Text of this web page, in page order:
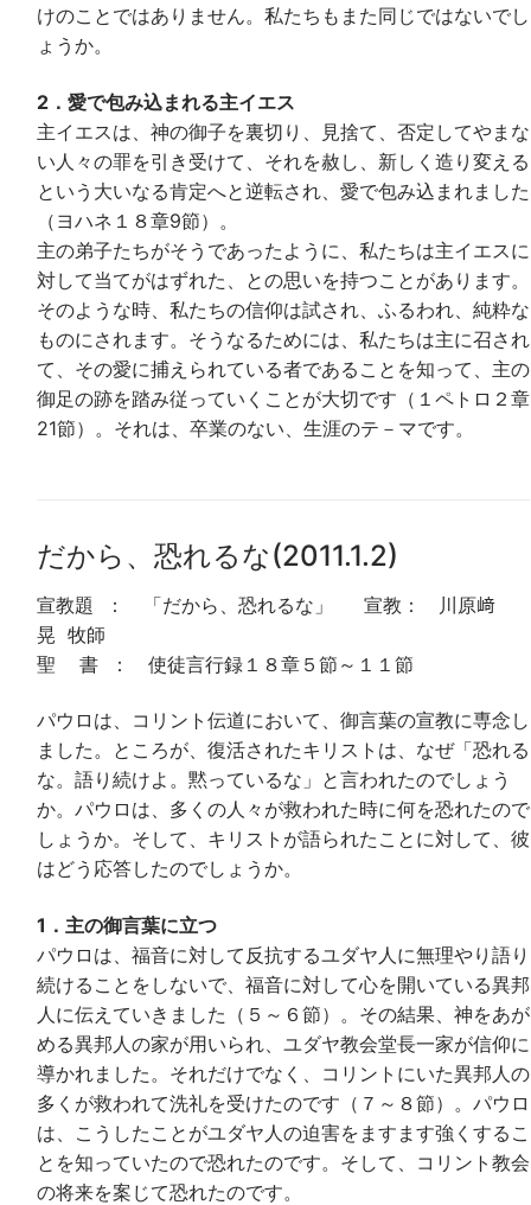
けのことではありません。私たちもまた同じではないでし
ょうか。
2．愛で包み込まれる主イエス
主イエスは、神の御子を裏切り、見捨て、否定してやまな
い人々の罪を引き受けて、それを赦し、新しく造り変える
という大いなる肯定へと逆転され、愛で包み込まれました
（ヨハネ１８章9節）。
主の弟子たちがそうであったように、私たちは主イエスに
対して当てがはずれた、との思いを持つことがあります。
そのような時、私たちの信仰は試され、ふるわれ、純粋な
ものにされます。そうなるためには、私たちは主に召され
て、その愛に捕えられている者であることを知って、主の
御足の跡を踏み従っていくことが大切です（１ペトロ２章
21節）。それは、卒業のない、生涯のテ－マです。
だから、恐れるな(2011.1.2)
宣教題 ： 「だから、恐れるな」 宣教： 川原﨑
晃 牧師
聖 書 ： 使徒言行録１８章５節～１１節
パウロは、コリント伝道において、御言葉の宣教に専念し
ました。ところが、復活されたキリストは、なぜ「恐れる
な。語り続けよ。黙っているな」と言われたのでしょう
か。パウロは、多くの人々が救われた時に何を恐れたので
しょうか。そして、キリストが語られたことに対して、彼
はどう応答したのでしょうか。
1．主の御言葉に立つ
パウロは、福音に対して反抗するユダヤ人に無理やり語り
続けることをしないで、福音に対して心を開いている異邦
人に伝えていきました（５～６節）。その結果、神をあが
める異邦人の家が用いられ、ユダヤ教会堂長一家が信仰に
導かれました。それだけでなく、コリントにいた異邦人の
多くが救われて洗礼を受けたのです（７～８節）。パウロ
は、こうしたことがユダヤ人の迫害をますます強くするこ
とを知っていたので恐れたのです。そして、コリント教会
の将来を案じて恐れたのです。